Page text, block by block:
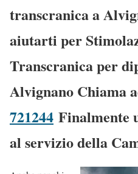
transcranica a
aiutarti per
Transcranica per
Alvignano Chiama
721244 Finalmente
al servizio della